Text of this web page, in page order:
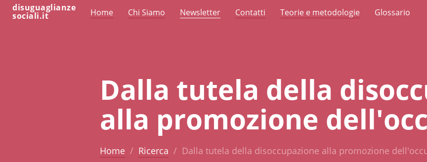
disuguaglianze
sociali.it Home Chi Siamo Newsletter Contatti Teorie e metodologie Glossario
Dalla tutela della
alla promozione
Home Ricerca Dalla tutela della disoccupazione alla promozione